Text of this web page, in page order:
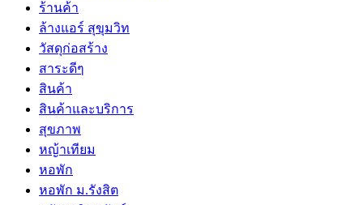
ร้านค้า
ล้างแอร์ สุขุมวิท
วัสดุก่อสร้าง
สาระดีๆ
สินค้า
สินค้าและบริการ
สุขภาพ
หญ้าเทียม
หอพัก
หอพัก ม.รังสิต